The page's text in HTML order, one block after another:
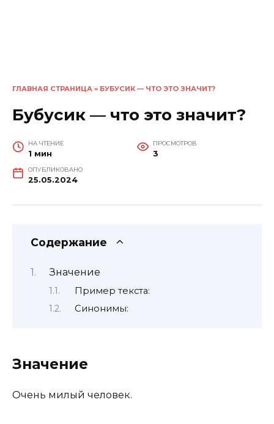
ГЛАВНАЯ СТРАНИЦА » БУБУСИК — ЧТО ЭТО ЗНАЧИТ?
Бубусик — что это значит?
НА ЧТЕНИЕ
1 мин
ПРОСМОТРОВ
3
ОПУБЛИКОВАНО
25.05.2024
Содержание
Значение
Пример текста:
Синонимы:
Значение
Очень милый человек.